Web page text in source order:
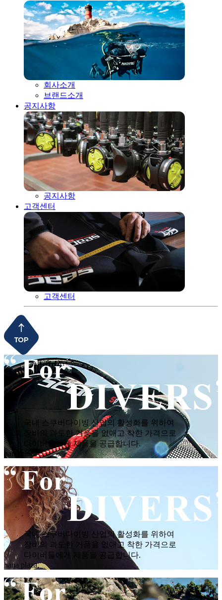
회사소개
브랜드소개
공지사항
공지사항
고객센터
고객센터
국내 스쿠버다이빙 산업의 활성화를 위하여
장비의 과도한 거품을 없애고 착한 가격으로
다이버들에게 제품을 공급합니다.
hana plaza
국내 스쿠버다이빙 산업의 활성화를 위하여
장비의 과도한 거품을 없애고 착한 가격으로
다이버들에게 제품을 공급합니다.
hana plaza